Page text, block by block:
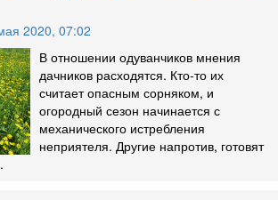
2020, 07:02
В отношении одуванчиков мнения
дачников расходятся. Кто-то их
считает опасным сорняком, и
огородный сезон начинается с
механического истребления
неприятеля. Другие напротив, готовят